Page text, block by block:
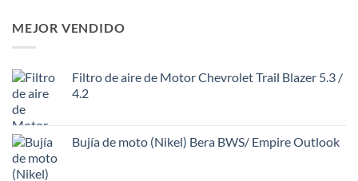
MEJOR VENDIDO
Filtro de aire de Motor Chevrolet Trail Blazer 5.3 /
4.2
Bujía de moto (Nikel) Bera BWS/ Empire Outlook